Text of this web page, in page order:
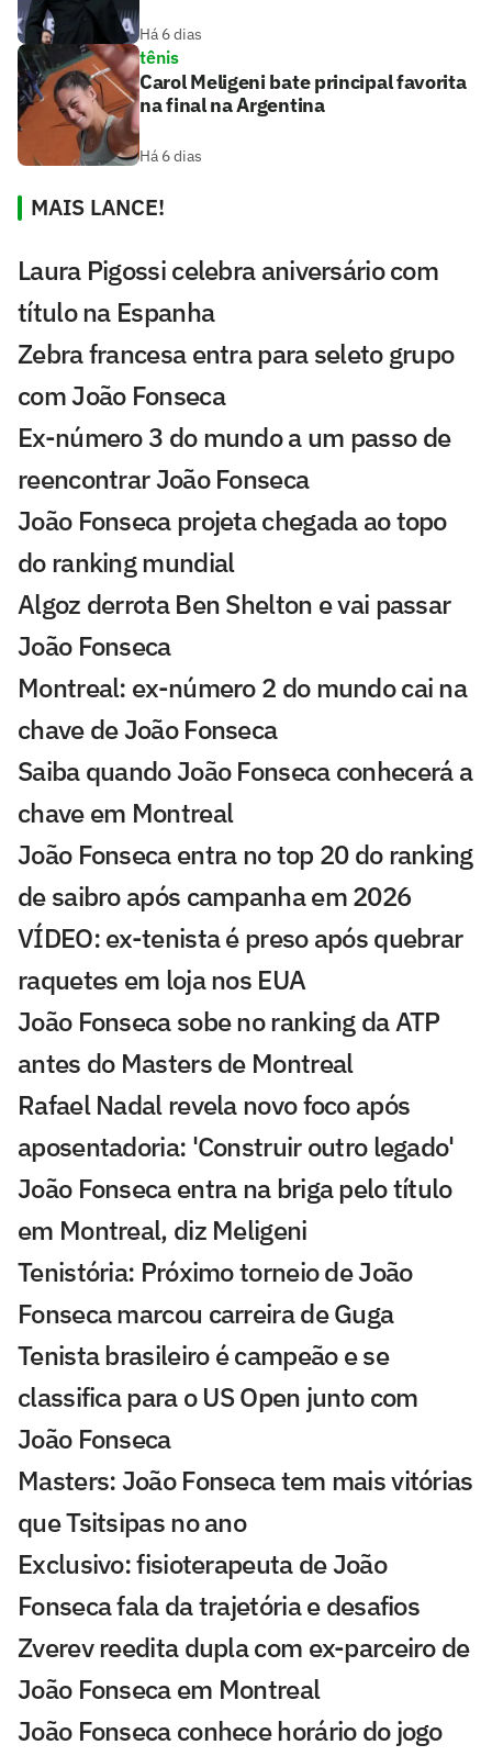
Há 6 dias
tênis
Carol Meligeni bate principal favorita
na final na Argentina
Há 6 dias
MAIS LANCE!
Laura Pigossi celebra aniversário com
título na Espanha
Zebra francesa entra para seleto grupo
com João Fonseca
Ex-número 3 do mundo a um passo de
reencontrar João Fonseca
João Fonseca projeta chegada ao topo
do ranking mundial
Algoz derrota Ben Shelton e vai passar
João Fonseca
Montreal: ex-número 2 do mundo cai na
chave de João Fonseca
Saiba quando João Fonseca conhecerá a
chave em Montreal
João Fonseca entra no top 20 do ranking
de saibro após campanha em 2026
VÍDEO: ex-tenista é preso após quebrar
raquetes em loja nos EUA
João Fonseca sobe no ranking da ATP
antes do Masters de Montreal
Rafael Nadal revela novo foco após
aposentadoria: 'Construir outro legado'
João Fonseca entra na briga pelo título
em Montreal, diz Meligeni
Tenistória: Próximo torneio de João
Fonseca marcou carreira de Guga
Tenista brasileiro é campeão e se
classifica para o US Open junto com
João Fonseca
Masters: João Fonseca tem mais vitórias
que Tsitsipas no ano
Exclusivo: fisioterapeuta de João
Fonseca fala da trajetória e desafios
Zverev reedita dupla com ex-parceiro de
João Fonseca em Montreal
João Fonseca conhece horário do jogo